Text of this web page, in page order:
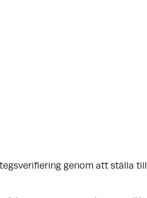
genom att ställa till